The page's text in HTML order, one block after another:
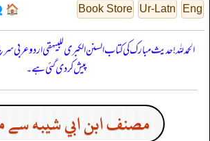
Eng
Ur-Latn
Book Store
🏠
الحمدللہ! حدیث مبارک کی کتاب السنن الكبرى للبيهقي اردو
پیش کر دی گئی ہے۔
مصنف ابن ابي شيبه سے